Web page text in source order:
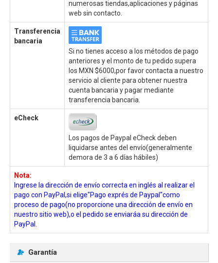
numerosas tiendas,aplicaciones y páginas
web sin contacto.
Transferencia
bancaria
Si no tienes acceso a los métodos de pago
anteriores y el monto de tu pedido supera
los MXN $6000,por favor contacta a nuestro
servicio al cliente para obtener nuestra
cuenta bancaria y pagar mediante
transferencia bancaria.
eCheck
Los pagos de Paypal eCheck deben
liquidarse antes del envío(generalmente
demora de 3 a 6 días hábiles)
Nota:
Ingrese la dirección de envío correcta en inglés al realizar el
pago con PayPal,si elige"Pago exprés de Paypal"como
proceso de pago(no proporcione una dirección de envío en
nuestro sitio web),o el pedido se enviaráa su dirección de
PayPal.
Garantía